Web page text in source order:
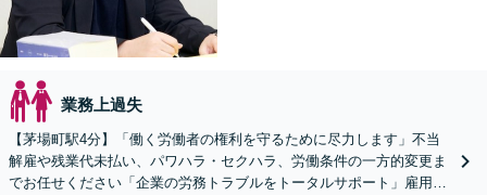
業務上過失
【茅場町駅4分】「働く労働者の権利を守るために尽力します」不当
解雇や残業代未払い、パワハラ・セクハラ、労働条件の一方的変更ま
でお任せください「企業の労務トラブルをトータルサポート」雇用契